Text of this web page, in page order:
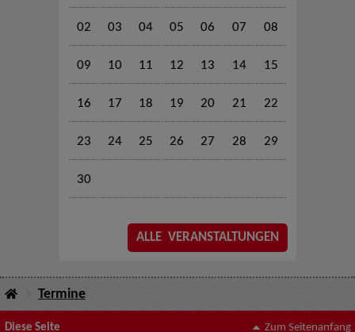
02 03 04 05 06 07 08
09 10 11 12 13 14 15
16 17 18 19 20 21 22
23 24 25 26 27 28 29
30
ALLE VERANSTALTUNGEN
Termine
Diese Seite Zum Seitenanfang